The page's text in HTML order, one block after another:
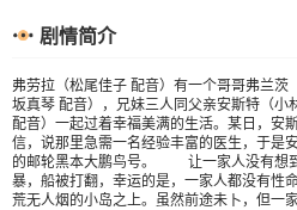
剧情简介
弗劳拉（松尾佳子 配音）有一个哥哥弗兰茨
坂真琴 配音），兄妹三人同父亲安斯特（小
配音）一起过着幸福美满的生活。某日，安
信，说那里急需一名经验丰富的医生，于是
的邮轮黑本大鹏鸟号。 让一家人没有想
暴，船被打翻，幸运的是，一家人都没有性
荒无人烟的小岛之上。虽然前途未卜，但一